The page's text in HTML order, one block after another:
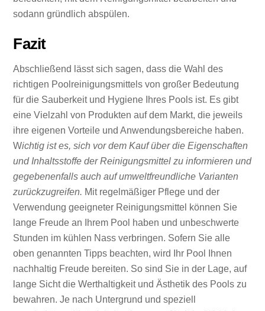
sodann gründlich abspülen.
Fazit
Abschließend lässt sich sagen, dass die Wahl des
richtigen Poolreinigungsmittels von großer Bedeutung
für die Sauberkeit und Hygiene Ihres Pools ist. Es gibt
eine Vielzahl von Produkten auf dem Markt, die jeweils
ihre eigenen Vorteile und Anwendungsbereiche haben.
Wichtig ist es, sich vor dem Kauf über die Eigenschaften
und Inhaltsstoffe der Reinigungsmittel zu informieren und
gegebenenfalls auch auf umweltfreundliche Varianten
zurückzugreifen. Mit regelmäßiger Pflege und der
Verwendung geeigneter Reinigungsmittel können Sie
lange Freude an Ihrem Pool haben und unbeschwerte
Stunden im kühlen Nass verbringen. Sofern Sie alle
oben genannten Tipps beachten, wird Ihr Pool Ihnen
nachhaltig Freude bereiten. So sind Sie in der Lage, auf
lange Sicht die Werthaltigkeit und Ästhetik des Pools zu
bewahren. Je nach Untergrund und speziell